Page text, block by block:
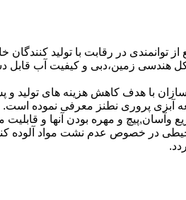
در رقابت با تولید کنندگان
زمین،دبی و کیفیت آب قابل
با هدف کاهش هزینه های تولید
آبزی پروری نطنز معرفی نموده است.
و مهره بودن آنها و قابلیت
در خصوص عدم نشت مواد آلوده